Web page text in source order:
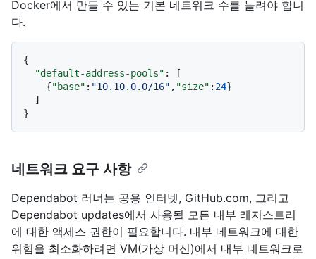
Docker에서 만들 수 있는 기본 네트워크 수를 늘려야 합니
다.
{
"default-address-pools" :
[
{"base" : "10.10.0.0/16" , "size" : 24}
]
}
네트워크 요구 사항
Dependabot 러너는 공용 인터넷, GitHub.com, 그리고
Dependabot updates에서 사용될 모든 내부 레지스트리
에 대한 액세스 권한이 필요합니다. 내부 네트워크에 대한
위험을 최소화하려면 VM(가상 머신)에서 내부 네트워크로